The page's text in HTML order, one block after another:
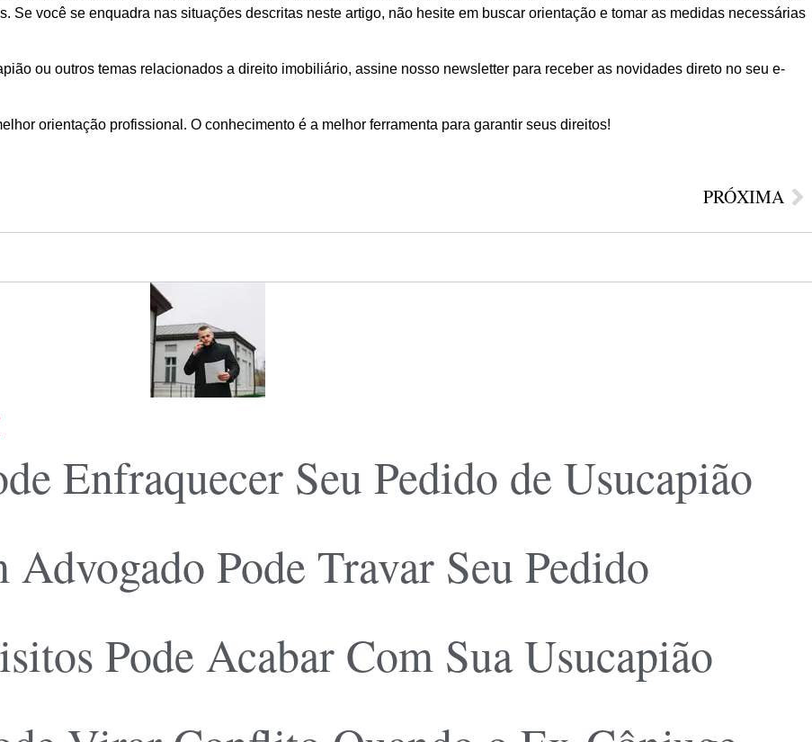
Se você se enquadra nas situações descritas neste artigo, não hesite em buscar orientação e tomar as medidas necessárias
ou outros temas relacionados a direito imobiliário, assine nosso newsletter para receber as novidades direto no seu e-
orientação profissional. O conhecimento é a melhor ferramenta para garantir seus direitos!
PRÓXIMA
Enfraquecer Seu Pedido de Usucapião
Advogado Pode Travar Seu Pedido
Pode Acabar Com Sua Usucapião